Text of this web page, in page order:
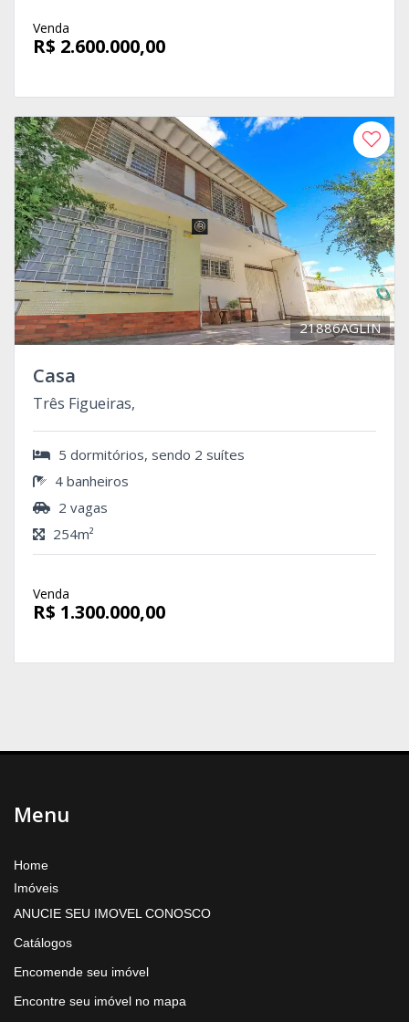
Venda
R$ 2.600.000,00
21886AGLIN
Casa
Três Figueiras,
5 dormitórios, sendo 2 suítes
4 banheiros
2 vagas
254m²
Venda
R$ 1.300.000,00
Menu
Home
Imóveis
ANUCIE SEU IMOVEL CONOSCO
Catálogos
Encomende seu imóvel
Encontre seu imóvel no mapa